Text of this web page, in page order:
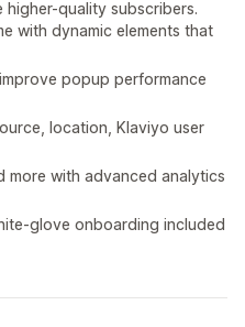
quality subscribers.
with dynamic elements that
popup performance
location, Klaviyo user
more with advanced analytics
glove onboarding included